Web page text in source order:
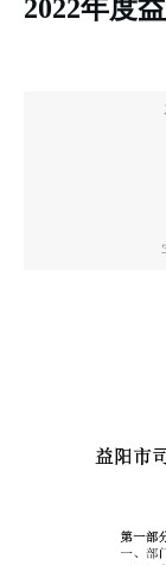
2022年度